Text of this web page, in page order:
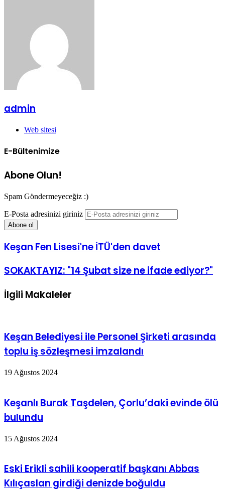
admin
Web sitesi
E-Bültenimize
Abone Olun!
Spam Göndermeyeceğiz :)
E-Posta adresinizi giriniz
Keşan Fen Lisesi'ne İTÜ'den davet
SOKAKTAYIZ: "14 Şubat size ne ifade ediyor?"
İlgili Makaleler
Keşan Belediyesi ile Personel Şirketi arasında
toplu iş sözleşmesi imzalandı
19 Ağustos 2024
Keşanlı Burak Taşdelen, Çorlu’daki evinde ölü
bulundu
15 Ağustos 2024
Eski Erikli sahili kooperatif başkanı Abbas
Kılıçaslan girdiği denizde boğuldu